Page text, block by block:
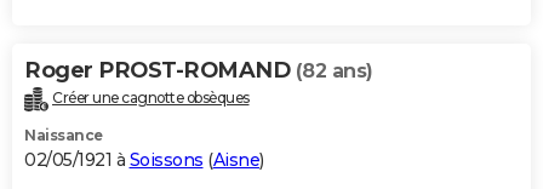
Roger PROST-ROMAND (82 ans)
Créer une cagnotte obsèques
Naissance
02/05/1921 à Soissons (Aisne)